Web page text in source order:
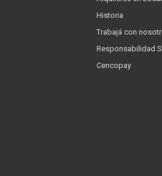
Historia
Trabajá con
Responsabilidad
Cencopay